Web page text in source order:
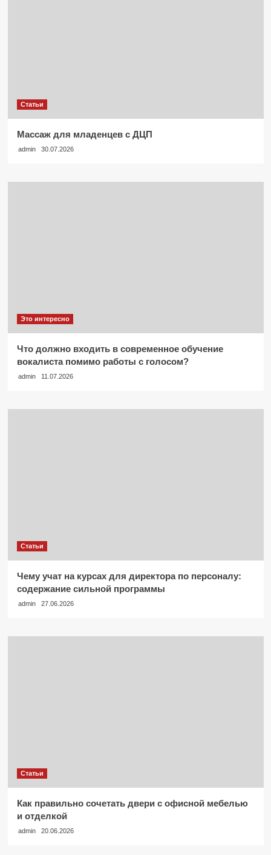
Статьи
Массаж для младенцев с ДЦП
admin 30.07.2026
Это интересно
Что должно входить в современное обучение
вокалиста помимо работы с голосом?
admin 11.07.2026
Статьи
Чему учат на курсах для директора по персоналу:
содержание сильной программы
admin 27.06.2026
Статьи
Как правильно сочетать двери с офисной мебелью
и отделкой
admin 20.06.2026